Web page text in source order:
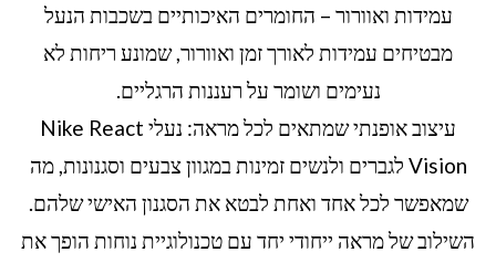
עמידות ואוורור – החומרים האיכותיים בשכבות הנעל
מבטיחים עמידות לאורך זמן ואוורור, שמונע ריחות לא
נעימים ושומר על רעננות הרגליים.
עיצוב אופנתי שמתאים לכל מראה: נעלי Nike React
Vision לגברים ולנשים זמינות במגוון צבעים וסגנונות, מה
שמאפשר לכל אחד ואחת לבטא את הסגנון האישי שלהם.
השילוב של מראה ייחודי יחד עם טכנולוגיית נוחות הופך את